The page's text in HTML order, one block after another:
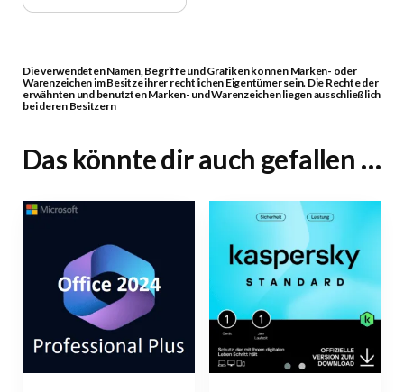
Die verwendeten Namen, Begriffe und Grafiken können Marken- oder
Warenzeichen im Besitze ihrer rechtlichen Eigentümer sein. Die Rechte der
erwähnten und benutzten Marken- und Warenzeichen liegen ausschließlich
bei deren Besitzern
Das könnte dir auch gefallen …